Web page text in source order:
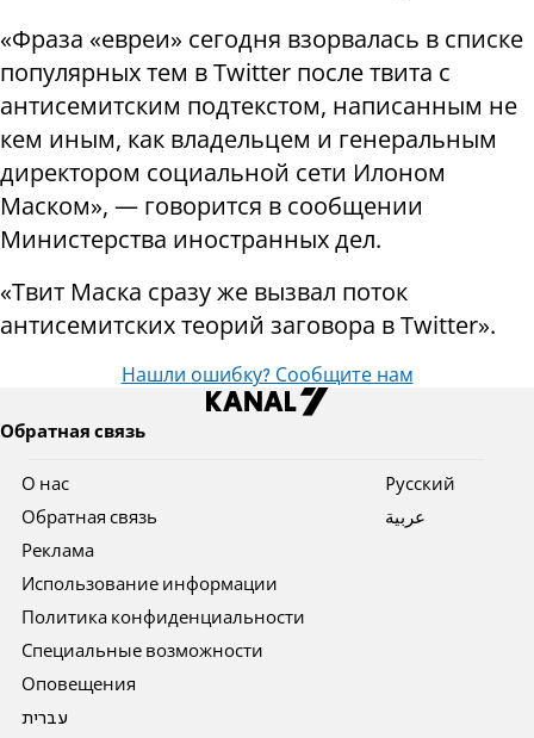
«Фраза «евреи» сегодня взорвалась в списке
популярных тем в Twitter после твита с
антисемитским подтекстом, написанным не
кем иным, как владельцем и генеральным
директором социальной сети Илоном
Маском», — говорится в сообщении
Министерства иностранных дел.
«Твит Маска сразу же вызвал поток
антисемитских теорий заговора в Twitter».
Нашли ошибку? Сообщите нам
Обратная связь
О нас
Обратная связь
Реклама
Использование информации
Политика конфиденциальности
Специальные возможности
Оповещения
עברית
Pусский
عربية